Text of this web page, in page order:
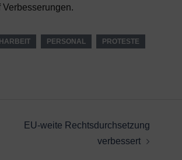
Verbesserungen.
PERSONAL
PROTESTE
EU-weite Rechtsdurchsetzung
verbessert